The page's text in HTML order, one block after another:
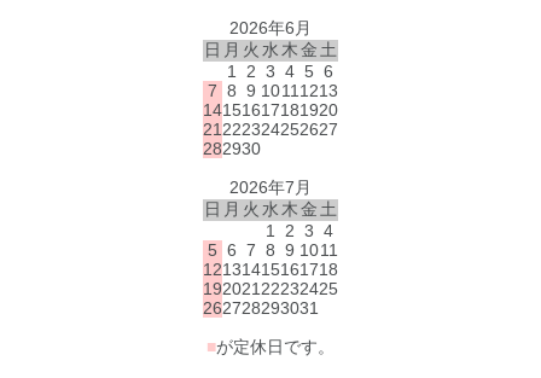
2026年6月
日 月 火 水 木金 土
1
2 3 4 5 6
7 8 9 1011 1213
14151617181920
21 222324252627
282930
2026年7月
日 月 火 水 木金 土
1
2 3 4
5 6 7 8 9 1011
12131415161718
192021 22232425
262728293031
■が定休日です。